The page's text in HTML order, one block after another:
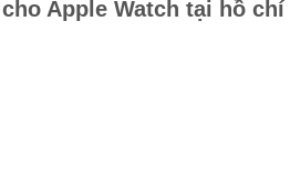
Apple Watch tại hồ